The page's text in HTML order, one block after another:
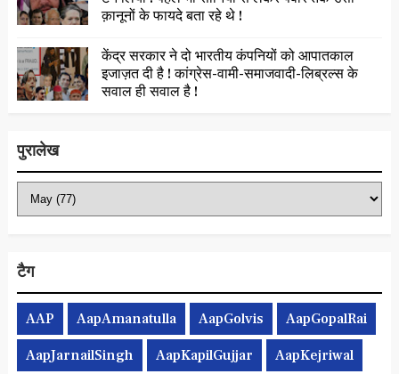
क़ानूनों के फायदे बता रहे थे !
केंद्र सरकार ने दो भारतीय कंपनियों को आपातकाल
इजाज़त दी है ! कांग्रेस-वामी-समाजवादी-लिब्रल्स के
सवाल ही सवाल है !
पुरालेख
टैग
AAP AapAmanatulla AapGolvis AapGopalRai
AapJarnailSingh AapKapilGujjar AapKejriwal